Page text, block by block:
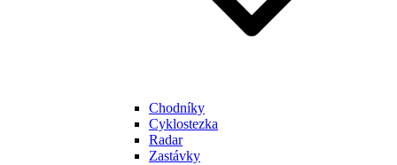
Chodníky
Cyklostezka
Radar
Zastávky